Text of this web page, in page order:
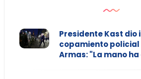
Presidente Kast dio
copamiento policial
Armas: "La mano